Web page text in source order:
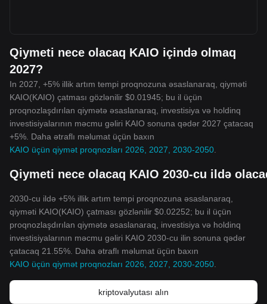
Qiymeti nece olacaq KAIO içində olmaq
2027?
In 2027, +5% illik artım tempi proqnozuna əsaslanaraq, qiyməti
KAIO(KAIO) çatması gözlənilir $0.01945; bu il üçün
proqnozlaşdırılan qiymətə əsaslanaraq, investisiya və holdinq
investisiyalarının məcmu gəliri KAIO sonuna qədər 2027 çatacaq
+5%. Daha ətraflı məlumat üçün baxın
KAIO üçün qiymət proqnozları 2026, 2027, 2030-2050
Qiymeti nece olacaq KAIO 2030-cu ildə
2030-cu ildə +5% illik artım tempi proqnozuna əsaslanaraq,
qiyməti KAIO(KAIO) çatması gözlənilir $0.02252; bu il üçün
proqnozlaşdırılan qiymətə əsaslanaraq, investisiya və holdinq
investisiyalarının məcmu gəliri KAIO 2030-cu ilin sonuna qədər
çatacaq 21.55%. Daha ətraflı məlumat üçün baxın
KAIO üçün qiymət proqnozları 2026, 2027, 2030-2050
kriptovalyutası alın